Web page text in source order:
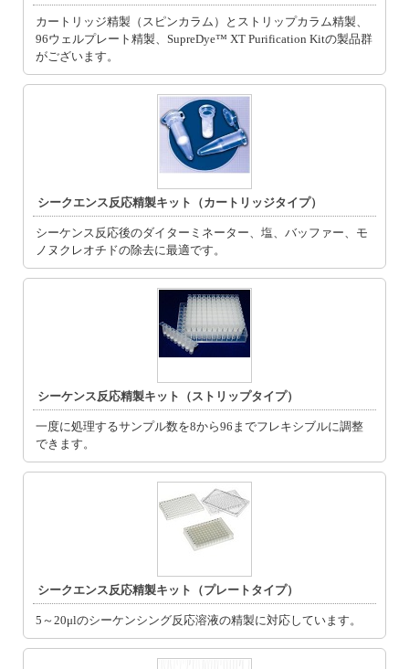
カートリッジ精製（スピンカラム）とストリップカラム精製、
96ウェルプレート精製、SupreDye™ XT Purification Kitの製品群
がございます。
シークエンス反応精製キット（カートリッジタイプ）
シーケンス反応後のダイターミネーター、塩、バッファー、モ
ノヌクレオチドの除去に最適です。
シーケンス反応精製キット（ストリップタイプ）
一度に処理するサンプル数を8から96までフレキシブルに調整
できます。
シークエンス反応精製キット（プレートタイプ）
5～20μlのシーケンシング反応溶液の精製に対応しています。